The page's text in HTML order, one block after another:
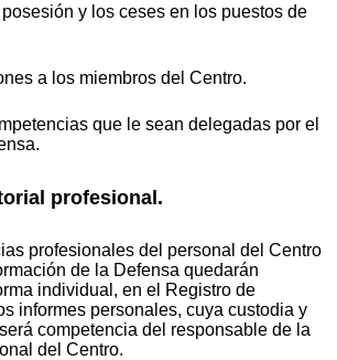
y los ceses en los puestos de
a los miembros del Centro.
que le sean delegadas por el
profesional.
profesionales del personal del Centro
de la Defensa quedarán
individual, en el Registro de
informes personales, cuya custodia y
competencia del responsable de la
del Centro.